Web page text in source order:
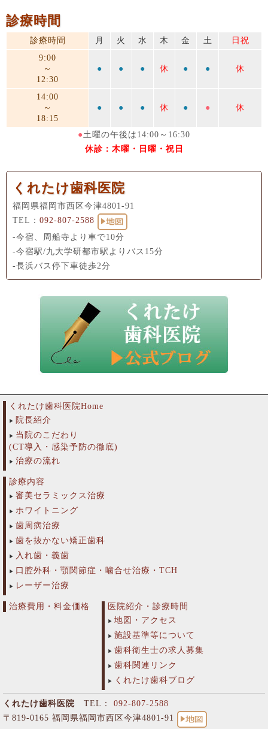
診療時間
診療時間 月 火 水 木 金 土
日祝
9:00
～
12:30
● ● ● 休 ● ● 休
14:00
～
18:15
● ● ● 休 ● ● 休
●土曜の午後は14:00～16:30
休診：木曜・日曜・祝日
くれたけ歯科医院
福岡県福岡市西区今津4801-91
TEL： 092-807-2588
-今宿、周船寺より車で10分
-今宿駅/九大学研都市駅よりバス15分
-長浜バス停下車徒歩2分
くれたけ歯科医院Home
院長紹介
当院のこだわり
(CT導入・感染予防の徹底)
治療の流れ
診療内容
審美セラミックス治療
ホワイトニング
歯周病治療
歯を抜かない矯正歯科
入れ歯・義歯
口腔外科・顎関節症・噛合せ治療・TCH
レーザー治療
治療費用・料金価格
医院紹介・診療時間
地図・アクセス
施設基準等について
歯科衛生士の求人募集
歯科関連リンク
くれたけ歯科ブログ
くれたけ歯科医院 TEL：
092-807-2588
〒819-0165 福岡県福岡市西区今津4801-91